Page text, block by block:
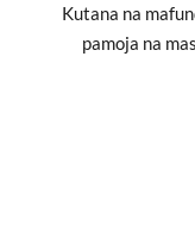
Kutana na
pamoja na